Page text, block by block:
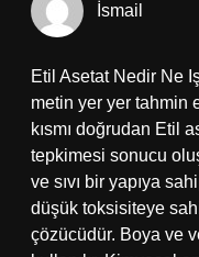
İsmail
Etil Asetat Nedir Ne
metin yer yer tahmin
kısmı doğrudan Etil
tepkimesi sonucu
ve sıvı bir yapıya
düşük toksisiteye
çözücüdür. Boya ve